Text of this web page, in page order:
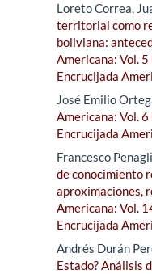
Loreto Correa,
territorial como
boliviana:
Americana: Vol.
Encrucijada
José Emilio
Americana: Vol.
Encrucijada
Francesco
de conocimiento
aproximaciones,
Americana: Vol.
Encrucijada
Andrés Durán
Estado? Análisis